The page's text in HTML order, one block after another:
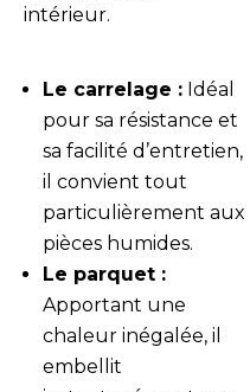
intérieur.
Le carrelage : Idéal
pour sa résistance et
sa facilité d’entretien,
il convient tout
particulièrement aux
pièces humides.
Le parquet :
Apportant une
chaleur inégalée, il
embellit